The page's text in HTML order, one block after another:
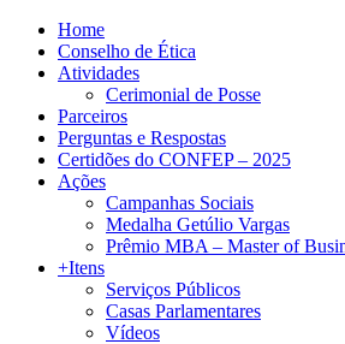
Home
Conselho de Ética
Atividades
Cerimonial de Posse
Parceiros
Perguntas e Respostas
Certidões do CONFEP – 2025
Ações
Campanhas Sociais
Medalha Getúlio Vargas
Prêmio MBA – Master of
+Itens
Serviços Públicos
Casas Parlamentares
Vídeos